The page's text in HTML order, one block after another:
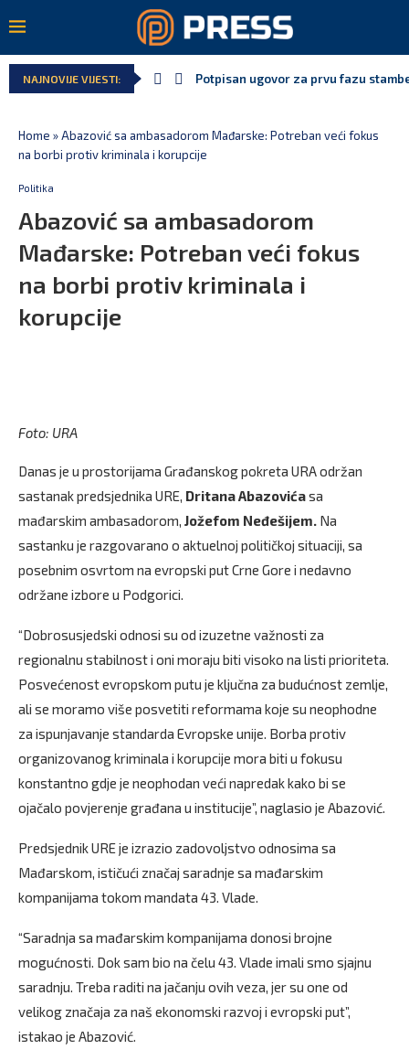
NAJNOVIJE VIJESTI: Potpisan ugovor za prvu fazu
Home »Abazović sa ambasadorom Mađarske: Potreban veći fokus
na borbi protiv kriminala i korupcije
Politika
Abazović sa ambasadorom
Mađarske: Potreban veći fokus
na borbi protiv kriminala i
korupcije
Foto: URA
Danas je u prostorijama Građanskog pokreta URA održan
sastanak predsjednika URE, Dritana Abazovićasa
mađarskim ambasadorom, Jožefom Neđešijem. Na
sastanku je razgovarano o aktuelnoj političkoj situaciji, sa
posebnim osvrtom na evropski put Crne Gore i nedavno
održane izbore u Podgorici.
“Dobrosusjedski odnosi su od izuzetne važnosti za
regionalnu stabilnost i oni moraju biti visoko na listi prioriteta.
Posvećenost evropskom putu je ključna za budućnost zemlje,
ali se moramo više posvetiti reformama koje su neophodne
za ispunjavanje standarda Evropske unije. Borba protiv
organizovanog kriminala i korupcije mora biti u fokusu
konstantno gdje je neophodan veći napredak kako bi se
ojačalo povjerenje građana u institucije”, naglasio je Abazović.
Predsjednik URE je izrazio zadovoljstvo odnosima sa
Mađarskom, ističući značaj saradnje sa mađarskim
kompanijama tokom mandata 43. Vlade.
“Saradnja sa mađarskim kompanijama donosi brojne
mogućnosti. Dok sam bio na čelu 43. Vlade imali smo sjajnu
saradnju. Treba raditi na jačanju ovih veza, jer su one od
velikog značaja za naš ekonomski razvoj i evropski put”,
istakao je Abazović.